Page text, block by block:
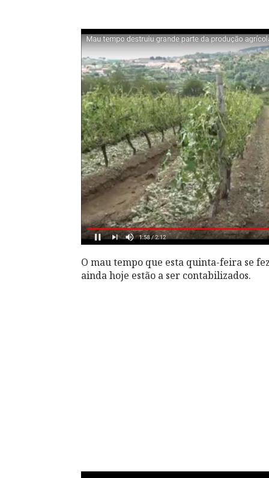
O mau tempo que esta quinta-feira se
ainda hoje estão a ser contabilizados.